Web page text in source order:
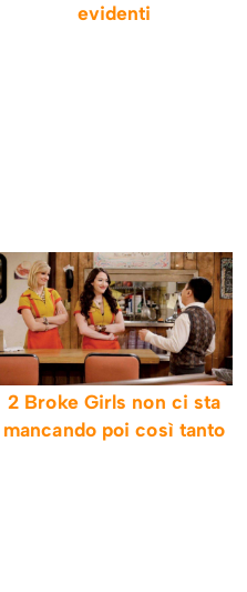
evidenti
2 Broke Girls non ci sta
mancando poi così tanto